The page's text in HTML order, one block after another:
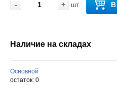
- + шт В
Наличие на складах
Основной
остаток: 0